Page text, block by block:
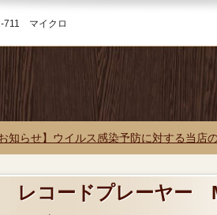
711 マイクロ
お知らせ】ウイルス感染予防に対する当店
レコードプレーヤー